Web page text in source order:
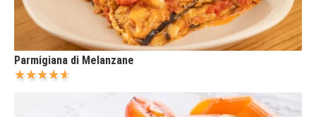
Parmigiana di Melanzane